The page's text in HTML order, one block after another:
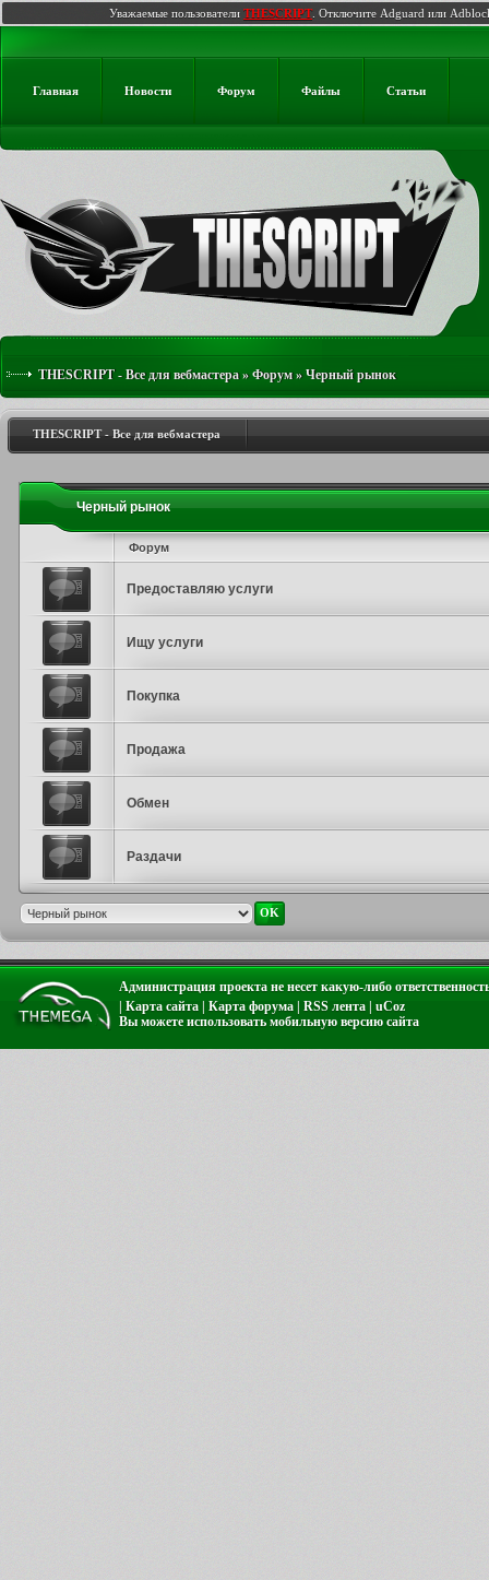
Уважаемые пользователи THESCRIPT. Отключите Adguard или
Главная Новости Форум Файлы Статьи
THESCRIPT - Все для вебмастера»Форум » Черный рынок
THESCRIPT - Все для вебмастера
Черный рынок
Форум
Предоставляю услуги
Ищу услуги
Покупка
Продажа
Обмен
Раздачи
Администрация проекта не несет какую-либо
Карта сайта Карта форума RSS лента
uCoz
Вы можете использовать мобильную версию сайта